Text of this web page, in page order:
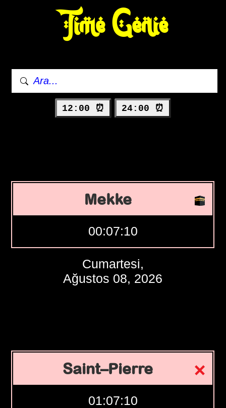
Time Genie
12:00 ⏰ 24:00 ⏰
Mekke
00:07:10
Cumartesi,
Ağustos 08, 2026
Saint–Pierre
01:07:10